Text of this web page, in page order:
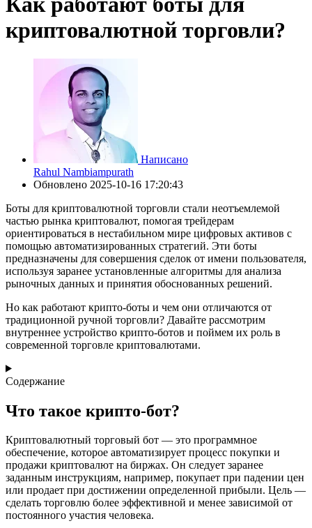
криптовалютной торговли?
Написано
Rahul Nambiampurath
Обновлено 2025-10-16 17:20:43
Боты для криптовалютной торговли стали неотъемлемой
частью рынка криптовалют, помогая трейдерам
ориентироваться в нестабильном мире цифровых активов с
помощью автоматизированных стратегий. Эти боты
предназначены для совершения сделок от имени пользователя,
используя заранее установленные алгоритмы для анализа
рыночных данных и принятия обоснованных решений.
Но как работают крипто-боты и чем они отличаются от
традиционной ручной торговли? Давайте рассмотрим
внутреннее устройство крипто-ботов и поймем их роль в
современной торговле криптовалютами.
Содержание
Что такое крипто-бот?
Криптовалютный торговый бот — это программное
обеспечение, которое автоматизирует процесс покупки и
продажи криптовалют на биржах. Он следует заранее
заданным инструкциям, например, покупает при падении цен
или продает при достижении определенной прибыли. Цель —
сделать торговлю более эффективной и менее зависимой от
постоянного участия человека.